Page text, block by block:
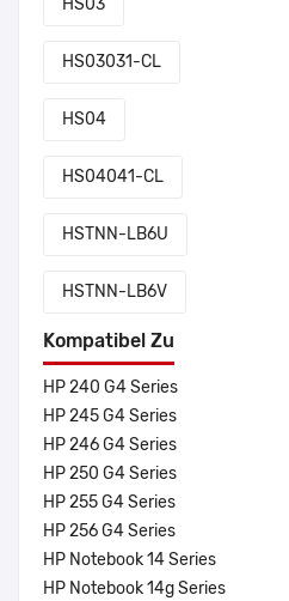
HS03
HS03031-CL
HS04
HS04041-CL
HSTNN-LB6U
HSTNN-LB6V
Kompatibel Zu
HP 240 G4 Series
HP 245 G4 Series
HP 246 G4 Series
HP 250 G4 Series
HP 255 G4 Series
HP 256 G4 Series
HP Notebook 14 Series
HP Notebook 14g Series